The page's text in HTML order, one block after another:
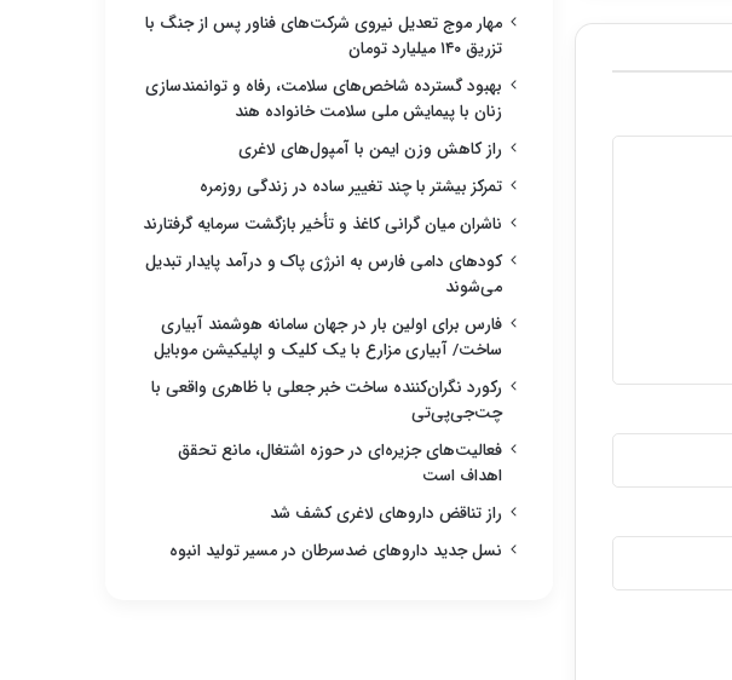
مهار موج تعدیل نیروی شرکت‌های فناور پس از جنگ با
تزریق ۱۴۰ میلیارد تومان
بهبود گسترده شاخص‌های سلامت، رفاه و توانمندسازی
زنان با پیمایش ملی سلامت خانواده هند
راز کاهش وزن ایمن با آمپول‌های لاغری
تمرکز بیشتر با چند تغییر ساده در زندگی روزمره
ناشران میان گرانی کاغذ و تأخیر بازگشت سرمایه گرفتارند
کودهای دامی فارس به انرژی پاک و درآمد پایدار تبدیل
می‌شوند
فارس برای اولین بار در جهان سامانه هوشمند آبیاری
ساخت/ آبیاری مزارع با یک کلیک و اپلیکیشن موبایل
رکورد نگران‌کننده ساخت خبر جعلی با ظاهری واقعی با
چت‌جی‌پی‌تی
فعالیت‌های جزیره‌ای در حوزه اشتغال، مانع تحقق
اهداف است
راز تناقض داروهای لاغری کشف شد
نسل جدید داروهای ضدسرطان در مسیر تولید انبوه